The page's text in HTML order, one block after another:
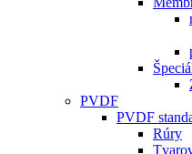
PVDF
PVDF
Rúry